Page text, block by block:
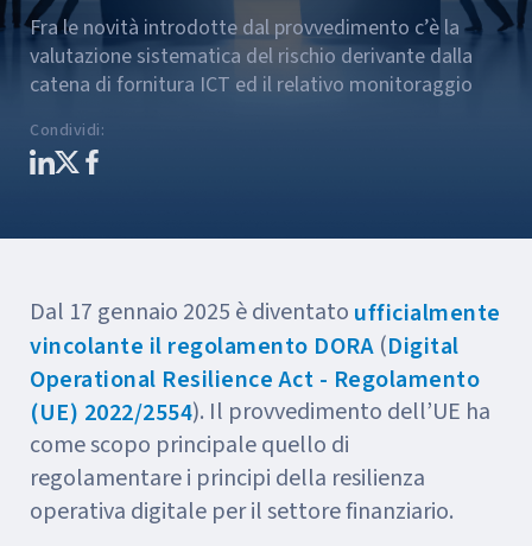
Fra le novità introdotte dal provvedimento c’è la
valutazione sistematica del rischio derivante dalla
catena di fornitura ICT ed il relativo monitoraggio
Condividi:
Dal 17 gennaio 2025 è diventato ufficialmente
vincolante il regolamento DORA (Digital
Operational Resilience Act - Regolamento
(UE) 2022/2554). Il provvedimento dell’UE ha
come scopo principale quello di
regolamentare i principi della resilienza
operativa digitale per il settore finanziario.